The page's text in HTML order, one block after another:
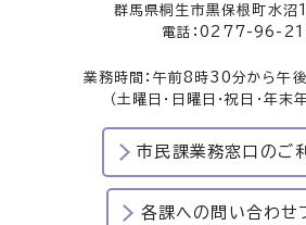
群馬県桐生市黒保根町水
電話：0277-96-
業務時間：午前8時30分から午
（土曜日・日曜日・祝日・年末
市民課業務窓口のご
各課への問い合わせ